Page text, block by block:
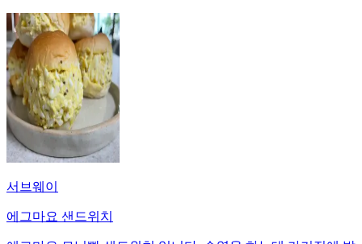
서브웨이
에그마요 샌드위치